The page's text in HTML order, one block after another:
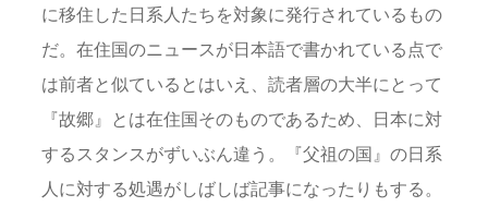
に移住した日系人たちを対象に発行されているもの
だ。在住国のニュースが日本語で書かれている点で
は前者と似ているとはいえ、読者層の大半にとって
『故郷』とは在住国そのものであるため、日本に対
するスタンスがずいぶん違う。『父祖の国』の日系
人に対する処遇がしばしば記事になったりもする。